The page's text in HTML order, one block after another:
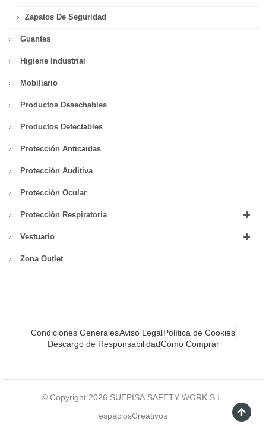
Zapatos De Seguridad
Guantes
Higiene Industrial
Mobiliario
Productos Desechables
Productos Detectables
Protección Anticaidas
Protección Auditiva
Protección Ocular
Protección Respiratoria
Vestuario
Zona Outlet
Condiciones GeneralesAviso LegalPolítica de Cookies
Descargo de ResponsabilidadCómo Comprar
© Copyright 2026 SUEPISA SAFETY WORK S.L.
espaciosCreativos